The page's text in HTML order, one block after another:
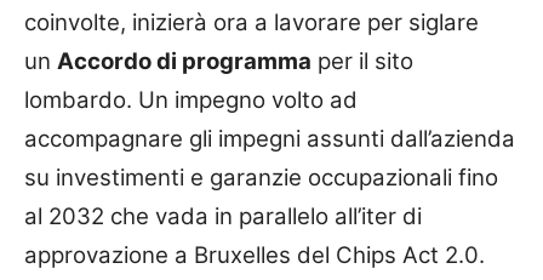
coinvolte, inizierà ora a lavorare per siglare
un Accordo di programma per il sito
lombardo. Un impegno volto ad
accompagnare gli impegni assunti dall’azienda
su investimenti e garanzie occupazionali fino
al 2032 che vada in parallelo all’iter di
approvazione a Bruxelles del Chips Act 2.0.